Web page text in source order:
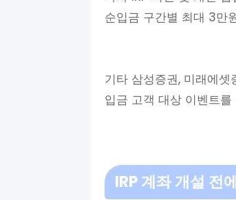
순입금 구간별 최대 3만
기타 삼성증권, 미래에
입금 고객 대상 이벤트
IRP 계좌 개설 전